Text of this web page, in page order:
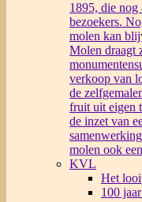
1895, die
bezoekers.
molen kan
Molen draagt
verkoop van
de
fruit uit eigen
de inzet van
molen ook
KVL
Het
100